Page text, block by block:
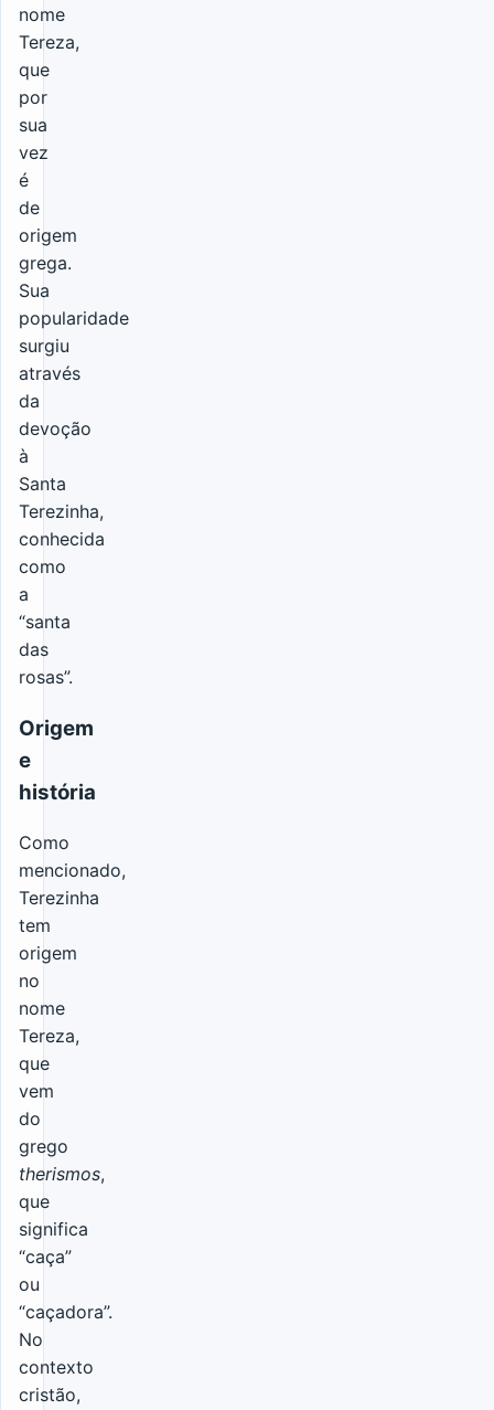
nome
Tereza,
que
por
sua
vez
é
de
origem
grega.
Sua
popularidade
surgiu
através
da
devoção
à
Santa
Terezinha,
conhecida
como
a
“santa
das
rosas”.
Origem
e
história
Como
mencionado,
Terezinha
tem
origem
no
nome
Tereza,
que
vem
do
grego
therismos,
que
significa
“caça”
ou
“caçadora”.
No
contexto
cristão,